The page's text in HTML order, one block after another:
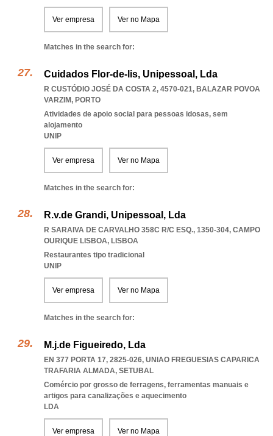
Ver empresa Ver no Mapa
Matches in the search for:
Cuidados Flor-de-lis, Unipessoal, Lda
R CUSTÓDIO JOSÉ DA COSTA 2, 4570-021, BALAZAR POVOA
VARZIM, PORTO
Atividades de apoio social para pessoas idosas, sem
alojamento
UNIP
Ver empresa Ver no Mapa
Matches in the search for:
R.v.de Grandi, Unipessoal, Lda
R SARAIVA DE CARVALHO 358C R/C ESQ., 1350-304, CAMPO
OURIQUE LISBOA, LISBOA
Restaurantes tipo tradicional
UNIP
Ver empresa Ver no Mapa
Matches in the search for:
M.j.de Figueiredo, Lda
EN 377 PORTA 17, 2825-026, UNIAO FREGUESIAS CAPARICA
TRAFARIA ALMADA, SETUBAL
Comércio por grosso de ferragens, ferramentas manuais e
artigos para canalizações e aquecimento
LDA
Ver empresa Ver no Mapa